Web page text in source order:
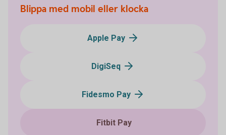
Blippa med mobil eller klocka
Apple Pay
DigiSeq
Fidesmo Pay
Fitbit Pay